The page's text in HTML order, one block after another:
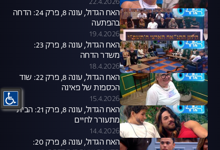
האח הגדול, עונה 8, פרק 24: הדחה
בהפתעה
19.4.2026
האח הגדול, עונה 8, פרק 23:
משדר הדחה
18.4.2026
האח הגדול, עונה 8, פרק 22: שוד
הכספות של פאינה
15.4.2026
האח הגדול, עונה 8, פרק 21: הבית
מתעורר לחיים
14.4.2026
האח הגדול, עונה 8, פרק 20: